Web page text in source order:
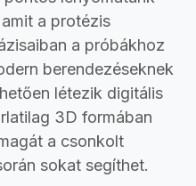
a protézis
a próbákhoz
berendezéseknek
létezik digitális
3D formában
a csonkolt
sokat segíthet.